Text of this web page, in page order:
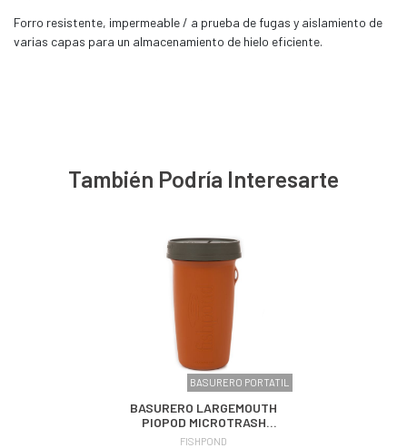
Forro resistente, impermeable / a prueba de fugas y aislamiento de
varias capas para un almacenamiento de hielo eficiente.
También Podría Interesarte
BASURERO PORTATIL
BASURERO LARGEMOUTH
PIOPOD MICROTRASH
CONTAINER
FISHPOND